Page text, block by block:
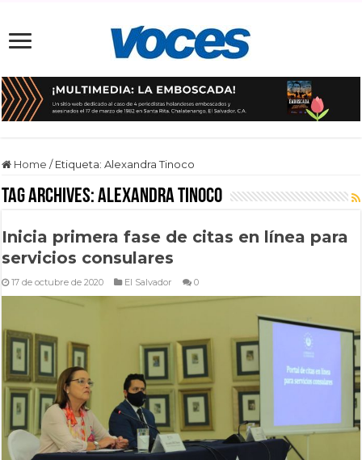
Home / Etiqueta:Alexandra Tinoco
Tag Archives:Alexandra Tinoco
Inicia primera fase de citas en línea para
servicios consulares
17 de octubre de 2020 El Salvador 0